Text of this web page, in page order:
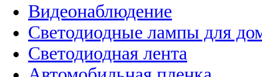
Видеонаблюдение
Светодиодные лампы для
Светодиодная лента